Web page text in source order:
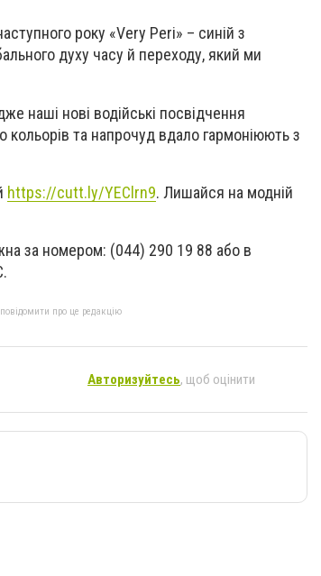
року «Very Peri» – синій з
духу часу й переходу, який ми
наші нові водійські посвідчення
та напрочуд вдало гармоніюють з
https://cutt.ly/YEClrn9. Лишайся на модній
за номером: (044) 290 19 88 або в
про це редакцію
Авторизуйтесь, щоб оцінити